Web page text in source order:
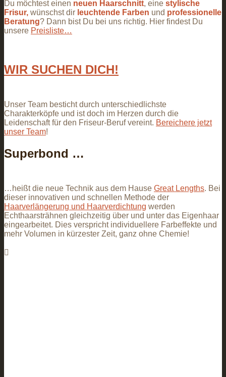
Du möchtest einen neuen Haarschnitt, eine stylische
Frisur, wünschst dir leuchtende Farben und professionelle
Beratung? Dann bist Du bei uns richtig. Hier findest Du
unsere Preisliste…
WIR SUCHEN DICH!
Unser Team besticht durch unterschiedlichste
Charakterköpfe und ist doch im Herzen durch die
Leidenschaft für den Friseur-Beruf vereint. Bereichere jetzt
unser Team!
Superbond …
…heißt die neue Technik aus dem Hause Great Lengths. Bei
dieser innovativen und schnellen Methode der
Haarverlängerung und Haarverdichtung werden
Echthaarsträhnen gleichzeitig über und unter das Eigenhaar
eingearbeitet. Dies verspricht individuellere Farbeffekte und
mehr Volumen in kürzester Zeit, ganz ohne Chemie!